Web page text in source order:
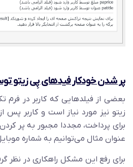
پر شدن خودکار فید‌های پِی زیتو
بعضی از فیلد‌هایی که کاربر در فرم
زیتو نیز مورد نیاز است و کاربر پس
برای پرداخت، مجددا مجبور به پر
عنوان مثال می‌توانیم به شماره
برای رفع این مشکل راهکاری در نظر